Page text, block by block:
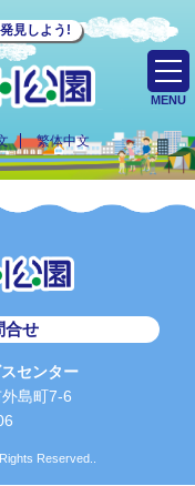
見しよう!
繁体中文
MENU
合せ
センター
島町7-6
Reserved..